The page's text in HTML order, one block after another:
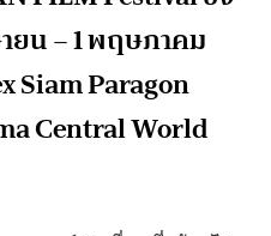
ยน – 1 พฤษภาคม
Siam Paragon
Central World